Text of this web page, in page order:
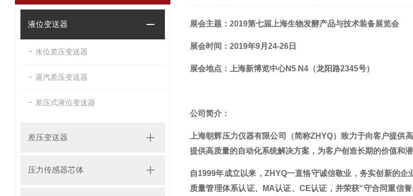
液位变送器
水位差压变送器
蒸汽差压变送器
差压式液位变送器
差压变送器
压力传感器芯体
展会主题： 2019第七届上海生物发酵产品与技术装备展览会
展会时间： 2019年9月 24-26 日
展会地点：上海新博览中心N5 N4 （龙阳路2345号）
公司简介：
上海朝辉压力仪器有限公司（简称ZHYQ）致力于向客户提供
提供高质量的自动化系统解决方案，为客户创造长期的价值和潜
自1999年成立以来， ZHYQ一直恪守诚信敬业，务实创新的企
质量管理体系认证、
MA认证、 CE认证，并荣获“守合同重信誉